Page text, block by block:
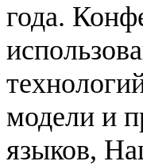
года.
модели и
языков,